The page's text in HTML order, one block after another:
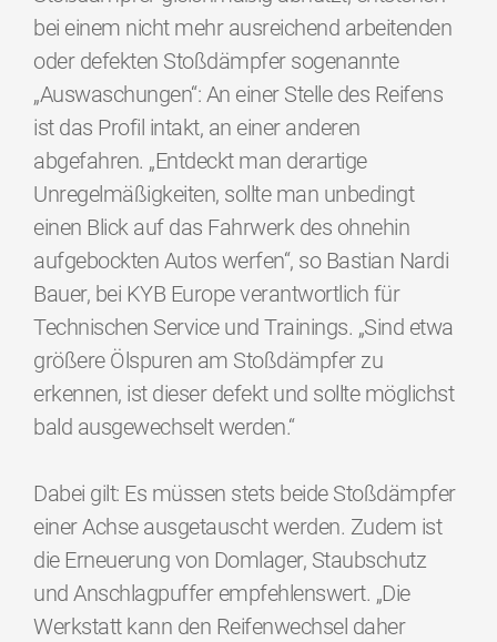
bei einem nicht mehr ausreichend arbeitenden
oder defekten Stoßdämpfer sogenannte
„Auswaschungen“: An einer Stelle des Reifens
ist das Profil intakt, an einer anderen
abgefahren. „Entdeckt man derartige
Unregelmäßigkeiten, sollte man unbedingt
einen Blick auf das Fahrwerk des ohnehin
aufgebockten Autos werfen“, so Bastian Nardi
Bauer, bei KYB Europe verantwortlich für
Technischen Service und Trainings. „Sind etwa
größere Ölspuren am Stoßdämpfer zu
erkennen, ist dieser defekt und sollte möglichst
bald ausgewechselt werden.“
Dabei gilt: Es müssen stets beide Stoßdämpfer
einer Achse ausgetauscht werden. Zudem ist
die Erneuerung von Domlager, Staubschutz
und Anschlagpuffer empfehlenswert. „Die
Werkstatt kann den Reifenwechsel daher